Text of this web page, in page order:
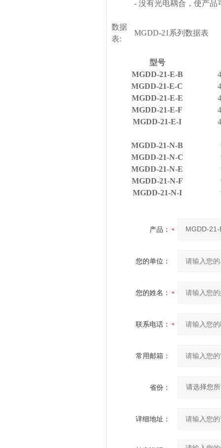
- 没有光电耦合，使产品
数据
表:
MGDD-21 系列数据表
型号
MGDD-21-E-B
MGDD-21-E-C
MGDD-21-E-E
MGDD-21-E-F
MGDD-21-E-I
MGDD-21-N-B
MGDD-21-N-C
MGDD-21-N-E
MGDD-21-N-F
MGDD-21-N-I
产品：
您的单位：
您的姓名：
联系电话：
常用邮箱：
省份：
详细地址：